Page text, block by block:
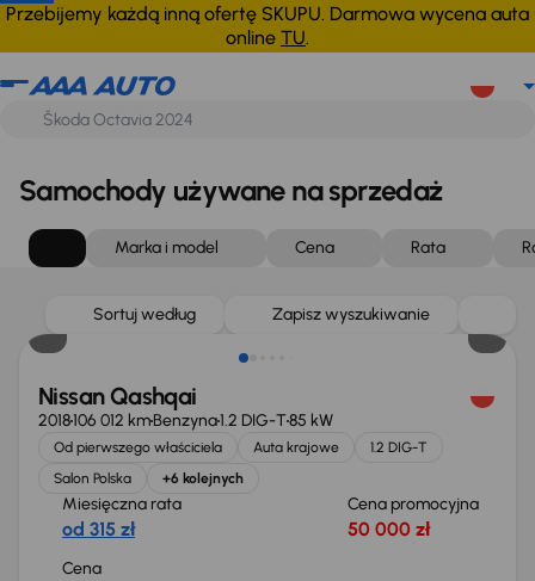
Przebijemy każdą inną ofertę SKUPU. Darmowa wycena auta
online TU.
Samochody używane na sprzedaż
Marka i model Cena Rata
Sortuj według Zapisz wyszukiwanie
Nissan Qashqai
2018106 012 kmBenzyna1.2 DIG-T85 kW
Od pierwszego właściciela Auta krajowe
1.2 DIG-T
Salon Polska
+6 kolejnych
Miesięczna rata
od 315 zł
Cena promocyjna
50 000 zł
Cena